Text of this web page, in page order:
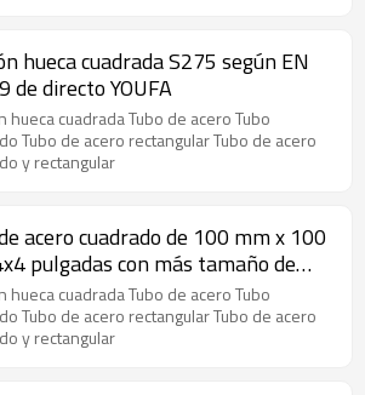
hueca cuadrada S275 según EN
de directo YOUFA
hueca cuadrada Tubo de acero Tubo
Tubo de acero rectangular Tubo de acero
y rectangular
acero cuadrado de 100 mm x 100
pulgadas con más tamaño de
hueca cuadrada Tubo de acero Tubo
Tubo de acero rectangular Tubo de acero
y rectangular